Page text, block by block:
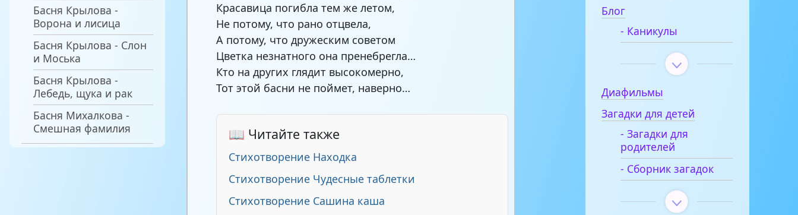
Басня Крылова -
Ворона и лисица
Басня Крылова - Слон
и Моська
Басня Крылова -
Лебедь, щука и рак
Басня Михалкова -
Смешная фамилия
Красавица погибла тем же летом,
Не потому, что рано отцвела,
А потому, что дружеским советом
Цветка незнатного она пренебрегла…
Кто на других глядит высокомерно,
Тот этой басни не поймет, наверно…
📖 Читайте также
Стихотворение Находка
Стихотворение Чудесные таблетки
Стихотворение Сашина каша
Блог
- Каникулы
Диафильмы
Загадки для детей
- Загадки для
родителей
- Сборник загадок